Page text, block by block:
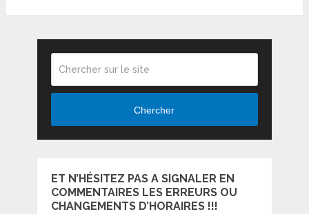
Chercher
ET N’HÉSITEZ PAS A SIGNALER EN
COMMENTAIRES LES ERREURS OU
CHANGEMENTS D’HORAIRES !!!